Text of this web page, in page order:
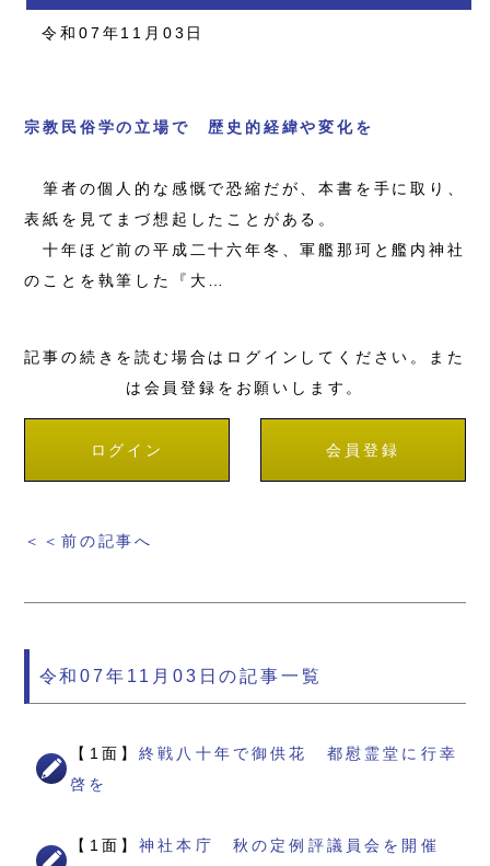
令和07年11月03日
宗教民俗学の立場で 歴史的経緯や変化を
筆者の個人的な感慨で恐縮だが、本書を手に取り、
表紙を見てまづ想起したことがある。
十年ほど前の平成二十六年冬、軍艦那珂と艦内神社
のことを執筆した『大…
記事の続きを読む場合はログインしてください。また
は会員登録をお願いします。
ログイン 会員登録
＜＜前の記事へ
令和07年11月03日の記事一覧
【1面】終戦八十年で御供花 都慰霊堂に行幸
啓を
【1面】神社本庁 秋の定例評議員会を開催